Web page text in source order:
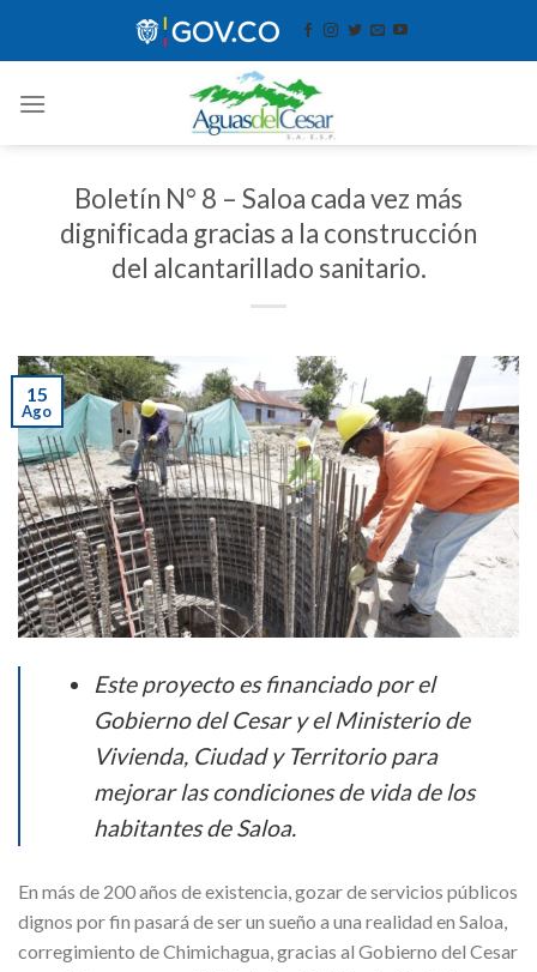
Boletín N° 8 – Saloa cada vez más
dignificada gracias a la construcción
del alcantarillado sanitario.
15
Ago
Este proyecto es financiado por el
Gobierno del Cesar y el Ministerio de
Vivienda, Ciudad y Territorio para
mejorar las condiciones de vida de los
habitantes de Saloa.
En más de 200 años de existencia, gozar de servicios públicos
dignos por fin pasará de ser un sueño a una realidad en Saloa,
corregimiento de Chimichagua, gracias al Gobierno del Cesar